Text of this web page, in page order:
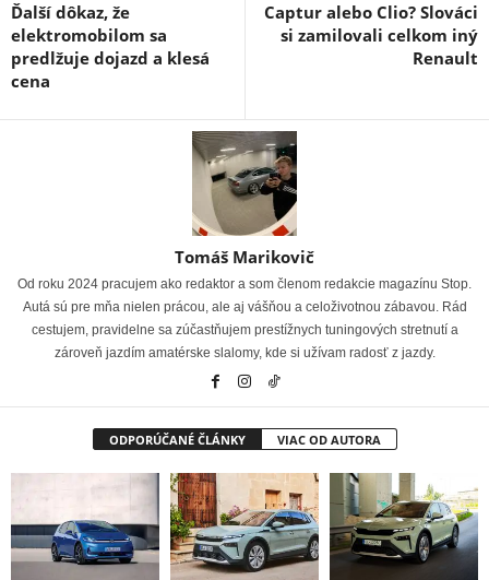
Ďalší dôkaz, že
elektromobilom sa
predlžuje dojazd a klesá
cena
Captur alebo Clio? Slováci
si zamilovali celkom iný
Renault
Tomáš Marikovič
Od roku 2024 pracujem ako redaktor a som členom redakcie magazínu Stop.
Autá sú pre mňa nielen prácou, ale aj vášňou a celoživotnou zábavou. Rád
cestujem, pravidelne sa zúčastňujem prestížnych tuningových stretnutí a
zároveň jazdím amatérske slalomy, kde si užívam radosť z jazdy.
ODPORÚČANÉ ČLÁNKY VIAC OD AUTORA